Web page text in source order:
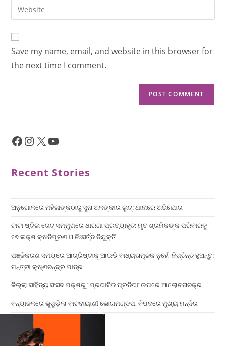
Save my name, email, and website in this browser for
the next time I comment.
Recent Stories
ଅନୁଗୋଳରେ ମହିଳାଙ୍କଠାରୁ ସୁନା ଅଳଙ୍କାର ଲୁଟ୍: ଥାନାରେ ଅଭିଯୋଗ
ଟାଟା ଷ୍ଟିଲ ଗେଟ୍ ସମ୍ମୁଖରେ ଧାରଣା ପ୍ରତ୍ୟାହୃତ: ମୃତ ଶ୍ରମିକଙ୍କ ପରିବାରକୁ
୧୭ ଲକ୍ଷ କ୍ଷତିପୂରଣ ଓ ନିଃସର୍ତ୍ତ ନିଯୁକ୍ତି
ପଞ୍ଜିକରଣ ସମୟରେ ଆଗ୍ରିଷ୍ଟାକ୍ ଆଇଡି ବାଧ୍ୟତାମୂଳକ ନୁହେଁ, ନିଶ୍ଚିନ୍ତ ହୁଅନ୍ତୁ:
ମନ୍ତ୍ରୀ କୃଷ୍ଣଚନ୍ଦ୍ର ପାତ୍ର
ଜିଲ୍ଲା ସାହିତ୍ୟ ସଂସଦ ପକ୍ଷରୁ “ପ୍ରଭାବିତ ପ୍ରତିଭା”ଉପରେ ଆଲୋଚନାଚକ୍ର
ବନ୍ୟାଜଳରେ ଭୁଶୁଡ଼ିଲା ବାଟବାୟାଣୀ ଭୋଗମଣ୍ଡପ, ବିପଦରେ ମୁଖ୍ୟ ମନ୍ଦିର
×